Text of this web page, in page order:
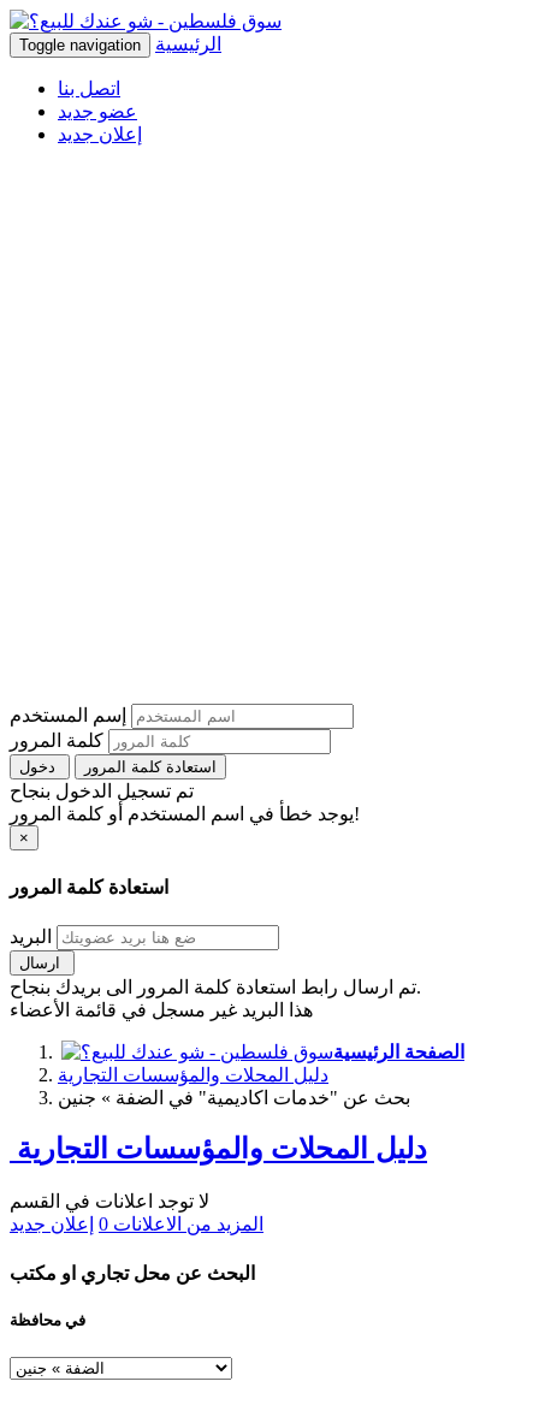
Toggle navigation الرئيسية
اتصل بنا
عضو جديد
إعلان جديد
إسم المستخدم
كلمة المرور
استعادة كلمة المرور
تم تسجيل الدخول بنجاح
يوجد خطأ في اسم المستخدم أو كلمة المرور!
×
استعادة كلمة المرور
البريد
تم ارسال رابط استعادة كلمة المرور الى بريدك بنجاح.
هذا البريد غير مسجل في قائمة الأعضاء
الصفحة الرئيسية
دليل المحلات والمؤسسات التجارية
بحث عن "خدمات اكاديمية" في الضفة » جنين
دليل المحلات والمؤسسات التجارية
لا توجد اعلانات في القسم
المزيد من الاعلانات 0 إعلان جديد
البحث عن محل تجاري او مكتب
في محافظة